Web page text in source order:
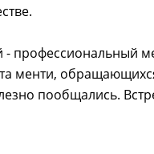
- профессиональный
менти,
пообщались.